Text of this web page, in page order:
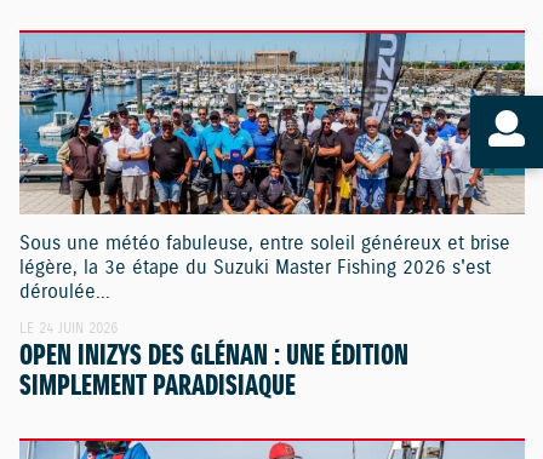
Sous une météo fabuleuse, entre soleil généreux et brise
légère, la 3e étape du Suzuki Master Fishing 2026 s'est
déroulée...
LE 24 JUIN 2026
OPEN INIZYS DES GLÉNAN : UNE ÉDITION
SIMPLEMENT PARADISIAQUE